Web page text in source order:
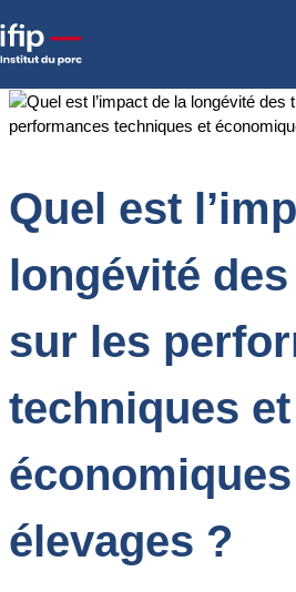
Accueil
Quel est
truies sur les performances
Quel est
longévité
sur les
techniques et
élevages ?